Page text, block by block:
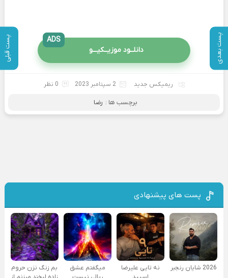
پست بعدی پست قبلی دانلــود موزیــکیـــو
ADS
ریمیکس جدید 2 سپتامبر 2023 0 نظر
برچسب ها : رضا
پست های پیشنهادی
2026 شایان رنجبر
نه تایی علیرضا
میگفتم عشق
بم زنگ نزن حروم